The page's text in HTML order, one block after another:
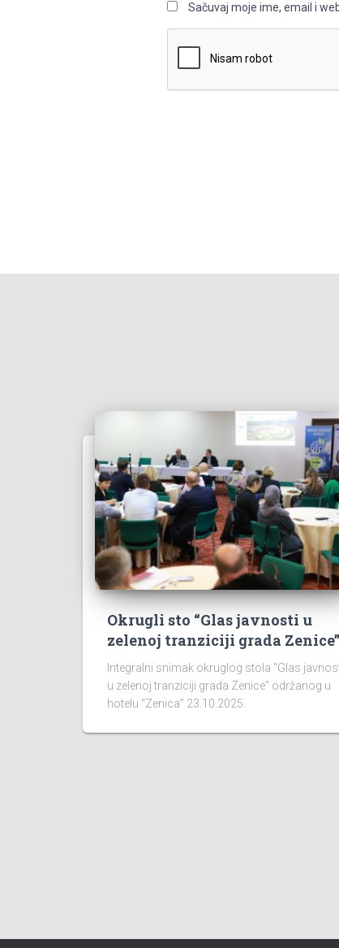
Sačuvaj moje ime, email i
Okrugli sto “Glas javnosti u
zelenoj tranziciji grada Zenice”
Integralni snimak okruglog stola “Glas
u zelenoj tranziciji grada Zenice” održanog u
hotelu “Zenica” 23.10.2025.